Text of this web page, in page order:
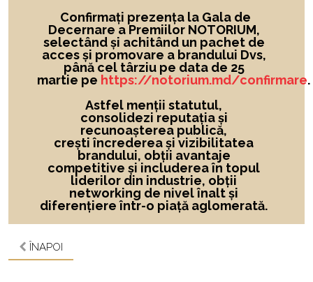
Confirmați prezența la Gala de
Decernare a Premiilor NOTORIUM,
selectând și achitând un pachet de
acces și promovare a brandului Dvs,
până cel târziu pe data de 25
martie pe https://notorium.md/confirmare.
Astfel menții statutul,
consolidezi reputația și
recunoașterea publică,
crești încrederea și vizibilitatea
brandului, obții avantaje
competitive și includerea în topul
liderilor din industrie, obții
networking de nivel înalt și
diferențiere într-o piață aglomerată.
ÎNAPOI